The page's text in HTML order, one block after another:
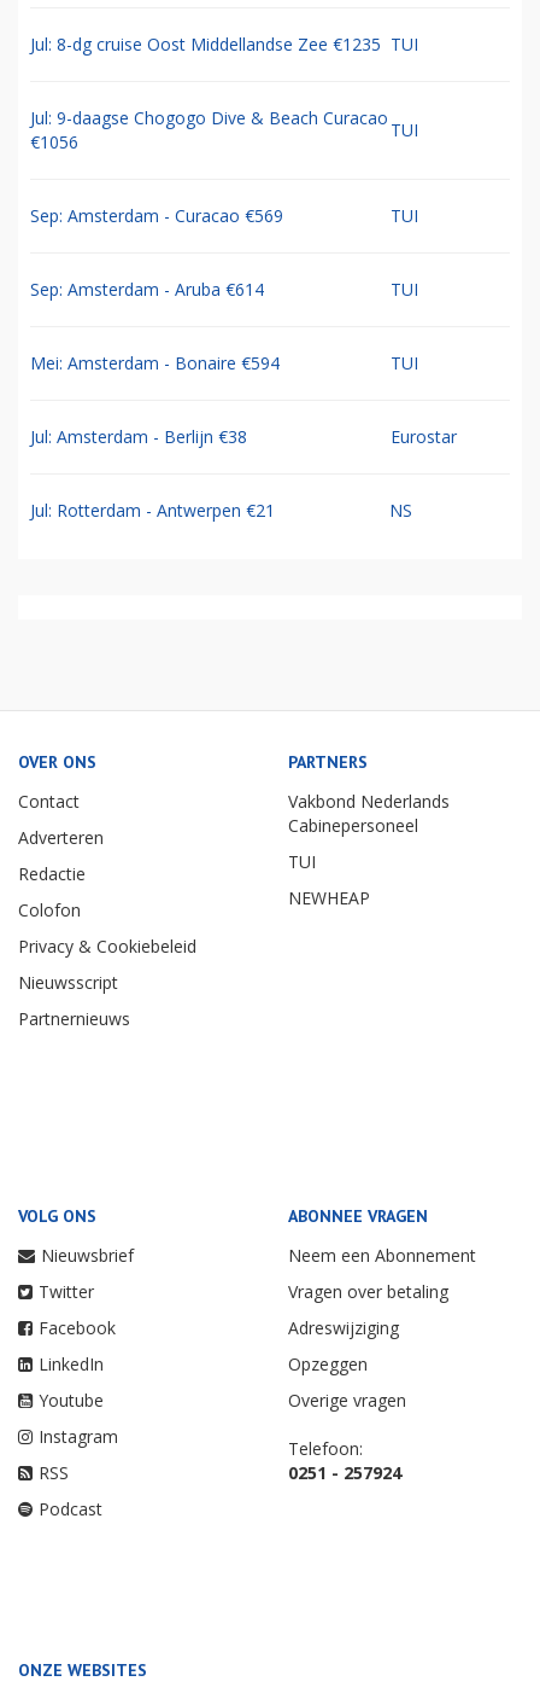
Jul: 8-dg cruise Oost Middellandse Zee €1235 TUI
Jul: 9-daagse Chogogo Dive & Beach Curacao
€1056
TUI
Sep: Amsterdam - Curacao €569 TUI
Sep: Amsterdam - Aruba €614 TUI
Mei: Amsterdam - Bonaire €594 TUI
Jul: Amsterdam - Berlijn €38 Eurostar
Jul: Rotterdam - Antwerpen €21 NS
OVER ONS
Contact
Adverteren
Redactie
Colofon
Privacy & Cookiebeleid
Nieuwsscript
Partnernieuws
PARTNERS
Vakbond Nederlands
Cabinepersoneel
TUI
NEWHEAP
VOLG ONS
Nieuwsbrief
Twitter
Facebook
LinkedIn
Youtube
Instagram
RSS
Podcast
ABONNEE VRAGEN
Neem een Abonnement
Vragen over betaling
Adreswijziging
Opzeggen
Overige vragen
Telefoon:
0251 - 257924
ONZE WEBSITES